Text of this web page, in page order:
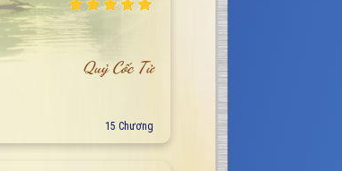
Quỷ Cốc Tử
15 Chương